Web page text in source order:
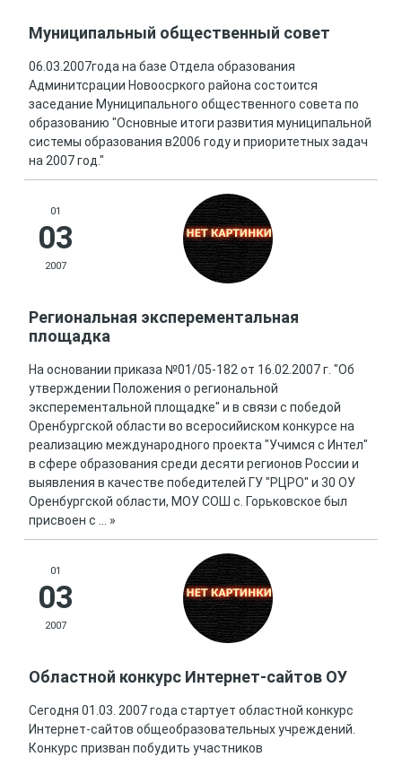
Муниципальный общественный совет
06.03.2007года на базе Отдела образования
Админитсрации Новоосркого района состоится
заседание Муниципального общественного совета по
образованию "Основные итоги развития муниципальной
системы образования в2006 году и приоритетных задач
на 2007 год."
01
03
2007
Региональная эксперементальная
площадка
На основании приказа №01/05-182 от 16.02.2007 г. "Об
утверждении Положения о региональной
эксперементальной площадке" и в связи с победой
Оренбургской области во всеросийиском конкурсе на
реализацию международного проекта "Учимся с Интел"
в сфере образования среди десяти регионов России и
выявления в качестве победителей ГУ "РЦРО" и 30 ОУ
Оренбургской области, МОУ СОШ с. Горьковское был
присвоен с
»
01
03
2007
Областной конкурс Интернет-сайтов ОУ
Сегодня 01.03. 2007 года стартует областной конкурс
Интернет-сайтов общеобразовательных учреждений.
Конкурс призван побудить участников